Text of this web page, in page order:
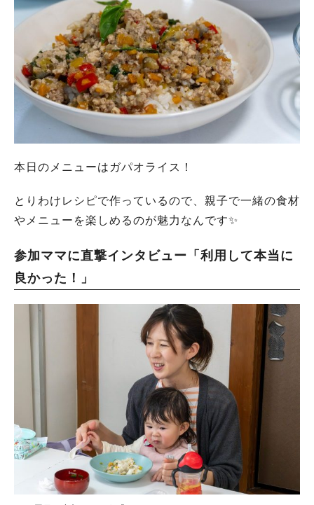
本日のメニューはガパオライス！
とりわけレシピで作っているので、親子で一緒の食材
やメニューを楽しめるのが魅力なんです✨
参加ママに直撃インタビュー「利用して本当に
良かった！」